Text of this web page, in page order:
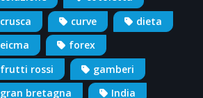
crusca
curve
dieta
eicma
forex
frutti rossi
gamberi
gran bretagna
India